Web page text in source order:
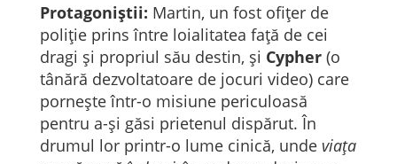
Protagoniștii: Martin, un fost ofițer de
poliție prins între loialitatea față de cei
dragi și propriul său destin, și Cypher(o
tânără dezvoltatoare de jocuri video) care
pornește într-o misiune periculoasă
pentru a-și găsi prietenul dispărut. În
drumul lor printr-o lume cinică, unde viața